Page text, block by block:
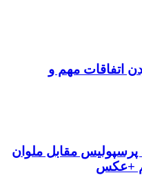
اتفاقات مهم و
مقابل ملوان
+عکس